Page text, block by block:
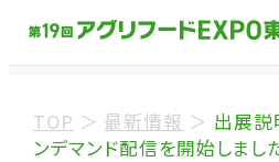
展示会場への
来場登録が必
来場事前登録（バイ
TOP ＞ 最新情報 ＞ 出展説
ンデマンド配信を開始しまし